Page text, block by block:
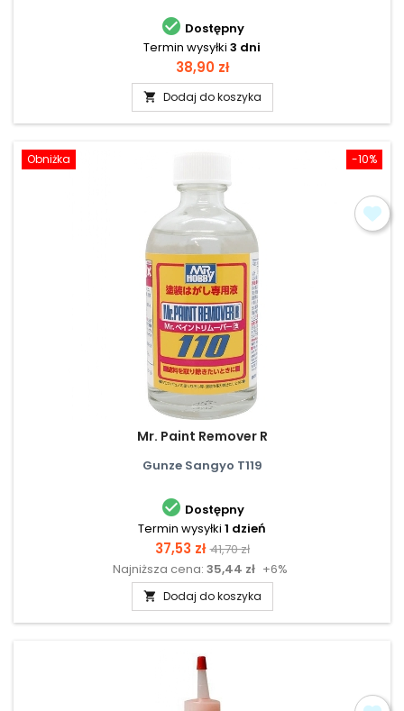
 Dostępny
Termin wysyłki 3 dni
Cena
38,90 zł
 Dodaj do koszyka
-10%
Obniżka
Mr. Paint Remover R
Gunze Sangyo T119
 Dostępny
Termin wysyłki 1 dzień
Cena
37,53 zł Cena
podstawowa
41,70 zł
Najniższa cena: 35,44 zł +6%
 Dodaj do koszyka